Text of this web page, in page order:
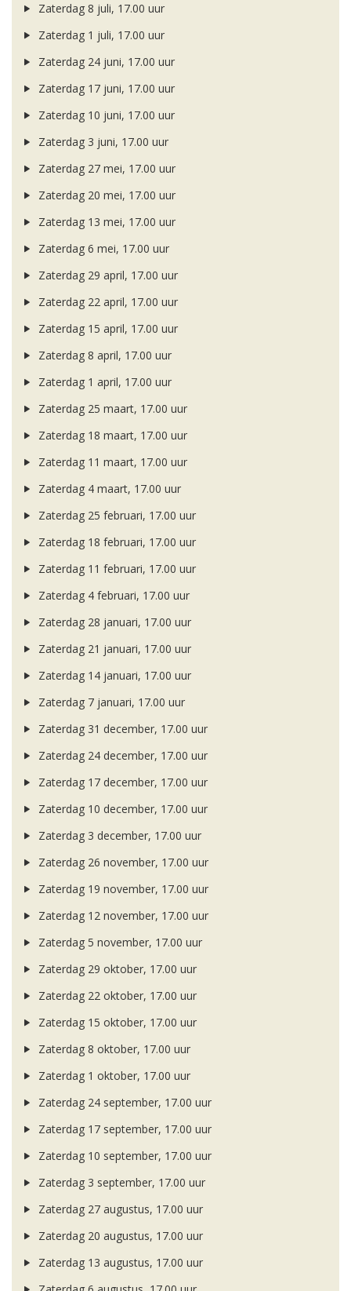
Zaterdag 8 juli, 17.00 uur
Zaterdag 1 juli, 17.00 uur
Zaterdag 24 juni, 17.00 uur
Zaterdag 17 juni, 17.00 uur
Zaterdag 10 juni, 17.00 uur
Zaterdag 3 juni, 17.00 uur
Zaterdag 27 mei, 17.00 uur
Zaterdag 20 mei, 17.00 uur
Zaterdag 13 mei, 17.00 uur
Zaterdag 6 mei, 17.00 uur
Zaterdag 29 april, 17.00 uur
Zaterdag 22 april, 17.00 uur
Zaterdag 15 april, 17.00 uur
Zaterdag 8 april, 17.00 uur
Zaterdag 1 april, 17.00 uur
Zaterdag 25 maart, 17.00 uur
Zaterdag 18 maart, 17.00 uur
Zaterdag 11 maart, 17.00 uur
Zaterdag 4 maart, 17.00 uur
Zaterdag 25 februari, 17.00 uur
Zaterdag 18 februari, 17.00 uur
Zaterdag 11 februari, 17.00 uur
Zaterdag 4 februari, 17.00 uur
Zaterdag 28 januari, 17.00 uur
Zaterdag 21 januari, 17.00 uur
Zaterdag 14 januari, 17.00 uur
Zaterdag 7 januari, 17.00 uur
Zaterdag 31 december, 17.00 uur
Zaterdag 24 december, 17.00 uur
Zaterdag 17 december, 17.00 uur
Zaterdag 10 december, 17.00 uur
Zaterdag 3 december, 17.00 uur
Zaterdag 26 november, 17.00 uur
Zaterdag 19 november, 17.00 uur
Zaterdag 12 november, 17.00 uur
Zaterdag 5 november, 17.00 uur
Zaterdag 29 oktober, 17.00 uur
Zaterdag 22 oktober, 17.00 uur
Zaterdag 15 oktober, 17.00 uur
Zaterdag 8 oktober, 17.00 uur
Zaterdag 1 oktober, 17.00 uur
Zaterdag 24 september, 17.00 uur
Zaterdag 17 september, 17.00 uur
Zaterdag 10 september, 17.00 uur
Zaterdag 3 september, 17.00 uur
Zaterdag 27 augustus, 17.00 uur
Zaterdag 20 augustus, 17.00 uur
Zaterdag 13 augustus, 17.00 uur